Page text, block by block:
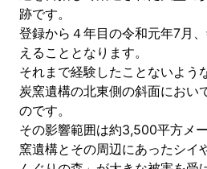
跡です。
登録から４年目の令和元年7月
えることとなります。
それまで経験したことないよう
炭窯遺構の北東側の斜面におい
のです。
その影響範囲は約3,500平方メ
窯遺構とその周辺にあったシイ